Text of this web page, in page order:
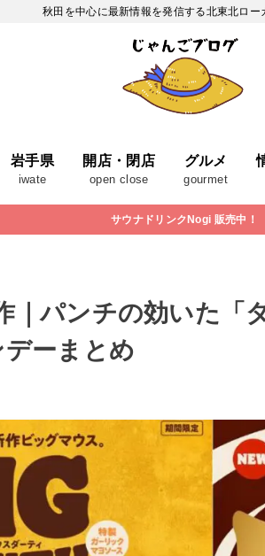
秋田を中心に最新情報を発信する北東北ロー
岩手県
iwate
開店・閉店
open close
グルメ
gourmet
サウナドリンクNogi 販売中！
｜パンチの効いた「
ーまとめ